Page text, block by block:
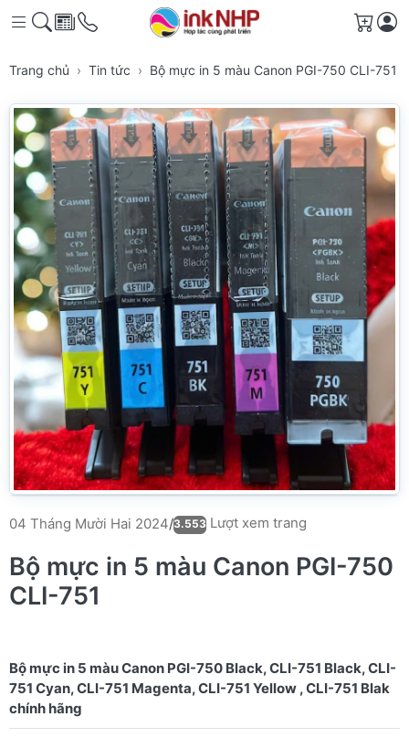
Giỏ
Trang chủ Tin tức Bộ mực in 5 màu Canon PGI-750 CLI-751
04 Tháng Mười Hai 2024/3.553 Lượt xem trang
Bộ mực in 5 màu Canon PGI-750
CLI-751
Bộ mực in 5 màu Canon PGI-750 Black, CLI-751 Black, CLI-
751 Cyan, CLI-751 Magenta, CLI-751 Yellow , CLI-751 Blak